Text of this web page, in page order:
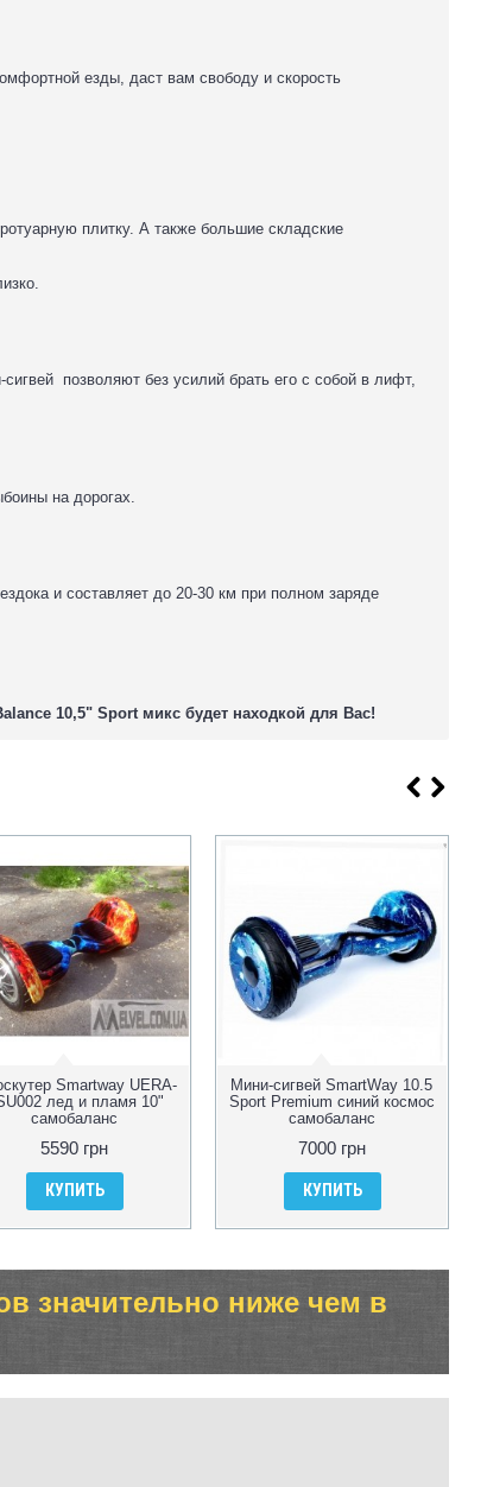
езды, даст вам свободу и скорость
плитку. А также большие складские
позволяют без усилий брать его с собой в лифт,
на дорогах.
и составляет до 20-30 км при полном заряде
10,5" Sport микс будет находкой для Вас!
Smartway UERA-
лед и пламя 10"
самобаланс
5590 грн
КУПИТЬ
Мини-сигвей SmartWay 10.5
Sport Premium синий космос
самобаланс
7000 грн
КУПИТЬ
значительно ниже чем в